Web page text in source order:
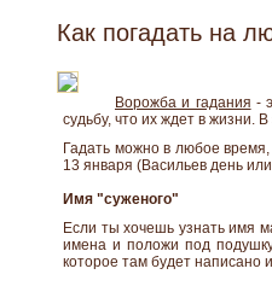
Как погадать на
Ворожба и гадания -
судьбу, что их ждет в жизни.
Гадать можно в любое
13 января (Васильев день
Имя "суженого"
Если ты хочешь узнать имя
имена и положи под
которое там будет написано